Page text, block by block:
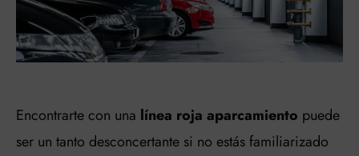
Encontrarte con una línea roja aparcamiento puede
ser un tanto desconcertante si no estás familiarizado